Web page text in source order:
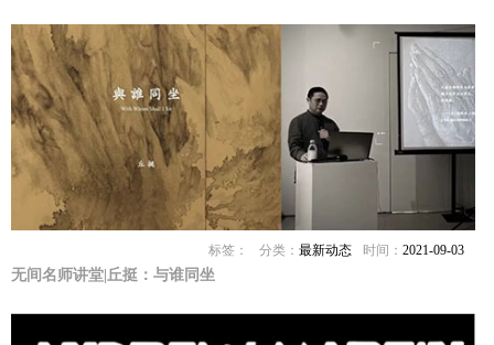
时间：2021-09-03
分类：最新动态
标签：
无间名师讲堂|丘挺：与谁同坐